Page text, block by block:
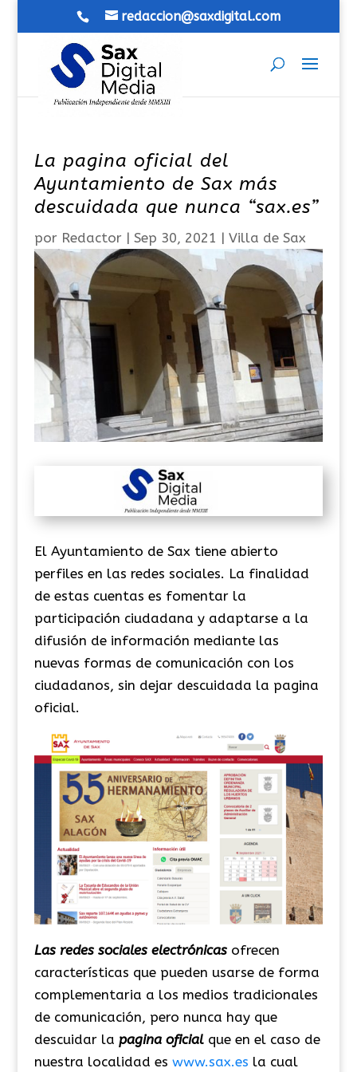
redaccion@saxdigital.com
La pagina oficial del
Ayuntamiento de Sax más
descuidada que nunca “sax.es”
por Redactor| Sep 30, 2021 | Villa de Sax
El Ayuntamiento de Sax tiene abierto
perfiles en las redes sociales. La finalidad
de estas cuentas es fomentar la
participación ciudadana y adaptarse a la
difusión de información mediante las
nuevas formas de comunicación con los
ciudadanos, sin dejar descuidada la pagina
oficial.
Las redes sociales electrónicasofrecen
características que pueden usarse de forma
complementaria a los medios tradicionales
de comunicación, pero nunca hay que
descuidar la pagina oficialque en el caso de
nuestra localidad es www.sax.es la cual